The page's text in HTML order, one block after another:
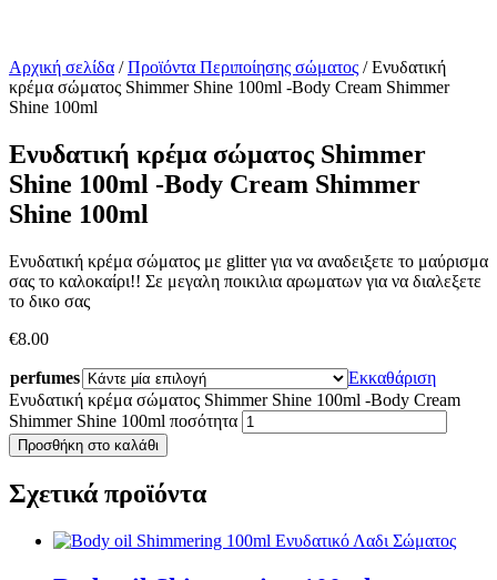
Αρχική σελίδα /Προϊόντα Περιποίησης σώματος / Ενυδατική
κρέμα σώματος Shimmer Shine 100ml -Body Cream Shimmer
Shine 100ml
Ενυδατική κρέμα σώματος Shimmer
Shine 100ml -Body Cream Shimmer
Shine 100ml
Ενυδατική κρέμα σώματος με glitter για να αναδειξετε το μαύρισμα
σας το καλοκαίρι!! Σε μεγαλη ποικιλια αρωματων για να διαλεξετε
το δικο σας
€8.00
perfumes
Εκκαθάριση
Ενυδατική κρέμα σώματος Shimmer Shine 100ml -Body Cream
Shimmer Shine 100ml ποσότητα
Προσθήκη στο καλάθι
Σχετικά προϊόντα